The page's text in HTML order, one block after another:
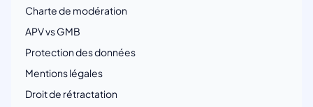
Charte de modération
APV vs GMB
Protection des données
Mentions légales
Droit de rétractation